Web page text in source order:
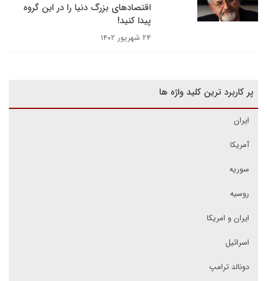
اقتصاد‌های بزرگ دنیا را در این گروه
پیدا کنید!
۲۴ شهریور ۱۴۰۲
پر کاربرد ترین کلید واژه ها
ایران
آمریکا
سوریه
روسیه
ایران و امریکا
اسرائیل
دونالد ترامپ